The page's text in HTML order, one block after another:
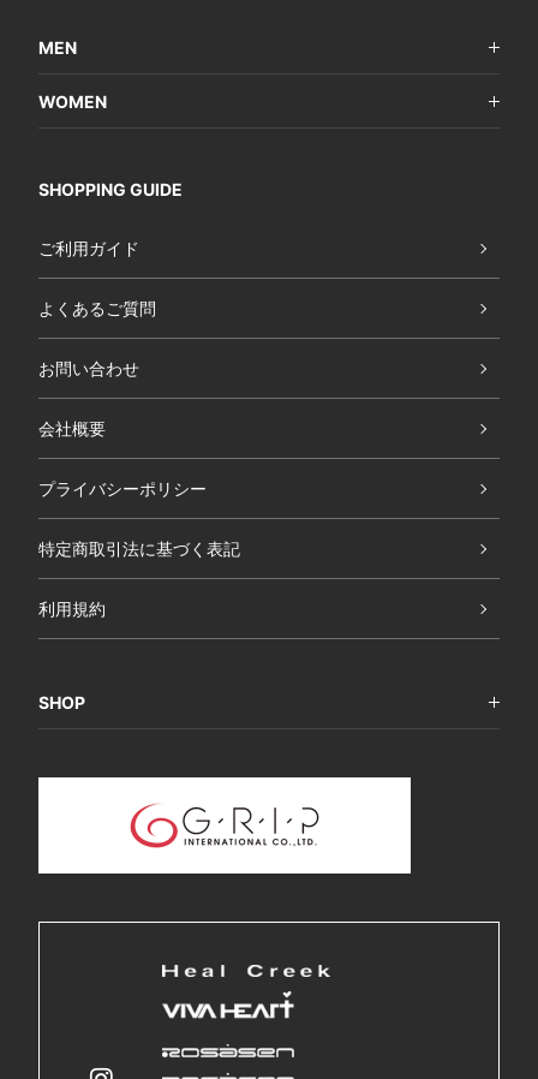
MEN
WOMEN
SHOPPING GUIDE
ご利用ガイド
よくあるご質問
お問い合わせ
会社概要
プライバシーポリシー
特定商取引法に基づく表記
利用規約
SHOP